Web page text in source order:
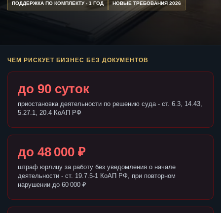
ПОДДЕРЖКА ПО КОМПЛЕКТУ - 1 ГОД НОВЫЕ ТРЕБОВАНИЯ 2026
ЧЕМ РИСКУЕТ БИЗНЕС БЕЗ ДОКУМЕНТОВ
до 90 суток
приостановка деятельности по решению суда - ст. 6.3, 14.43,
5.27.1, 20.4 КоАП РФ
до 48 000 ₽
штраф юрлицу за работу без уведомления о начале
деятельности - ст. 19.7.5-1 КоАП РФ, при повторном
нарушении до 60 000 ₽